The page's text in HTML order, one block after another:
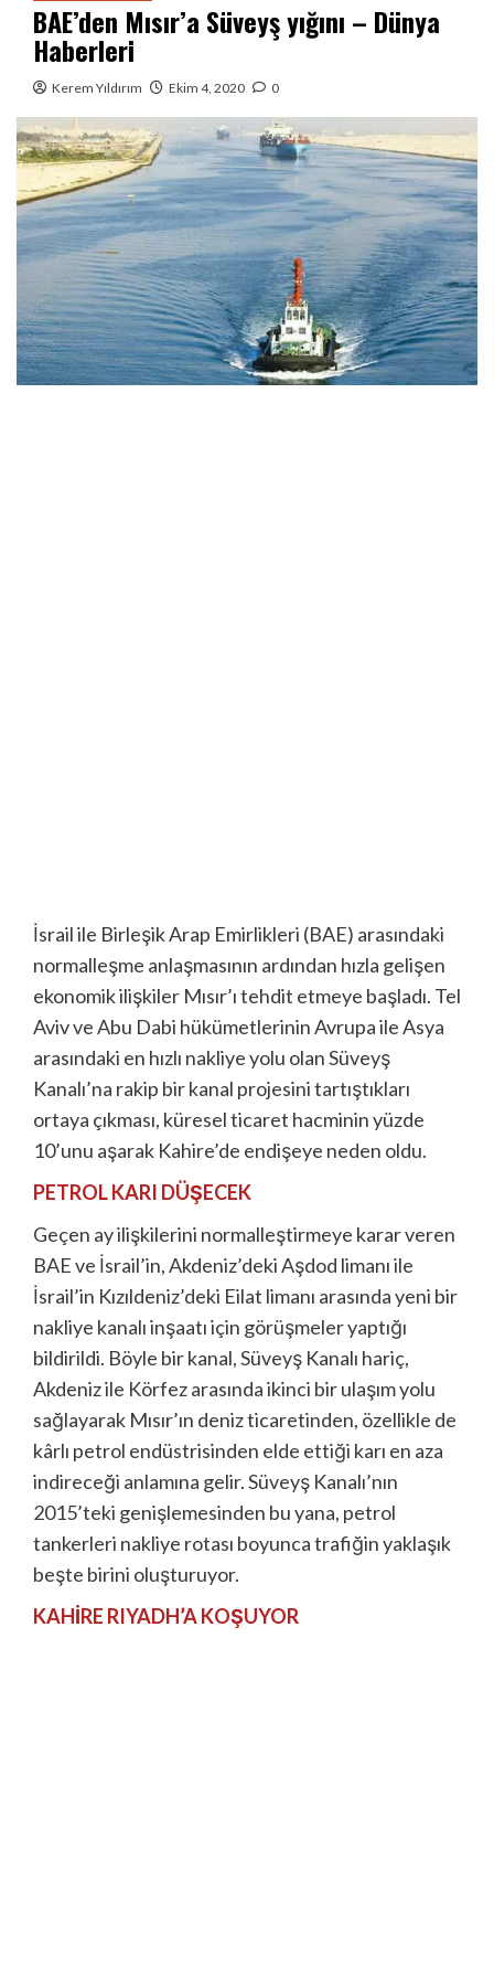
BAE’den Mısır’a Süveyş yığını – Dünya
Haberleri
Kerem Yıldırım Ekim 4, 2020 0
İsrail ile Birleşik Arap Emirlikleri (BAE) arasındaki
normalleşme anlaşmasının ardından hızla gelişen
ekonomik ilişkiler Mısır’ı tehdit etmeye başladı. Tel
Aviv ve Abu Dabi hükümetlerinin Avrupa ile Asya
arasındaki en hızlı nakliye yolu olan Süveyş
Kanalı’na rakip bir kanal projesini tartıştıkları
ortaya çıkması, küresel ticaret hacminin yüzde
10’unu aşarak Kahire’de endişeye neden oldu.
PETROL KARI DÜŞECEK
Geçen ay ilişkilerini normalleştirmeye karar veren
BAE ve İsrail’in, Akdeniz’deki Aşdod limanı ile
İsrail’in Kızıldeniz’deki Eilat limanı arasında yeni bir
nakliye kanalı inşaatı için görüşmeler yaptığı
bildirildi. Böyle bir kanal, Süveyş Kanalı hariç,
Akdeniz ile Körfez arasında ikinci bir ulaşım yolu
sağlayarak Mısır’ın deniz ticaretinden, özellikle de
kârlı petrol endüstrisinden elde ettiği karı en aza
indireceği anlamına gelir. Süveyş Kanalı’nın
2015’teki genişlemesinden bu yana, petrol
tankerleri nakliye rotası boyunca trafiğin yaklaşık
beşte birini oluşturuyor.
KAHİRE RIYADH’A KOŞUYOR